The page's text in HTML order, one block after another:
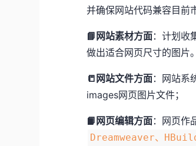
并确保网站代码兼容目前
📘网站素材方面：计划收
做出适合网页尺寸的图片。
📒网站文件方面：网站系
images网页图片文件；
📙网页编辑方面：网页作
Dreamweaver、